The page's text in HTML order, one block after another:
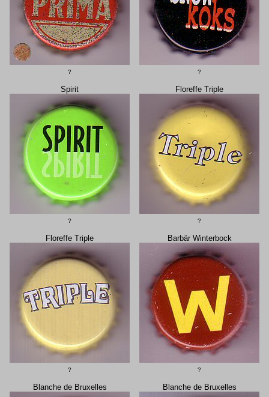
? ?
Spirit
?
Floreffe Triple
?
Floreffe Triple
?
Barbär Winterbock
?
Blanche de Bruxelles Blanche de Bruxelles